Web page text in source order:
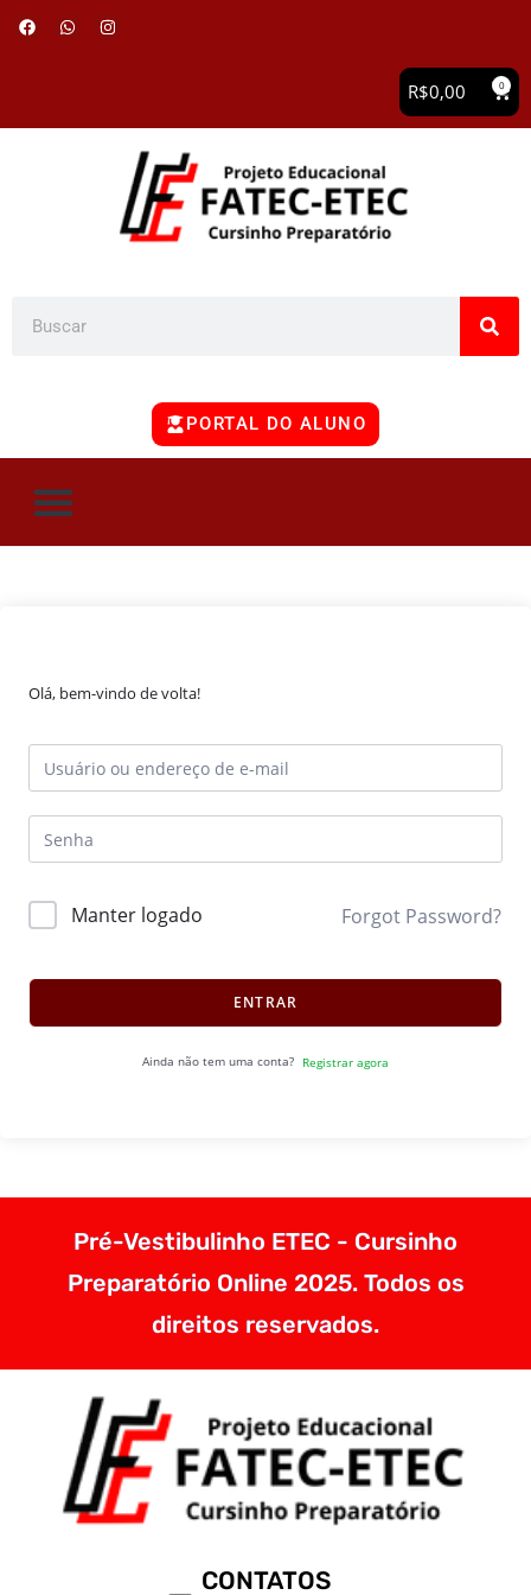
R$0,00 0
PORTAL DO ALUNO
Olá, bem-vindo de volta!
Manter logado Forgot Password?
ENTRAR
Ainda não tem uma conta? Registrar agora
Pré-Vestibulinho ETEC - Cursinho
Preparatório Online 2025. Todos os
direitos reservados.
CONTATOS